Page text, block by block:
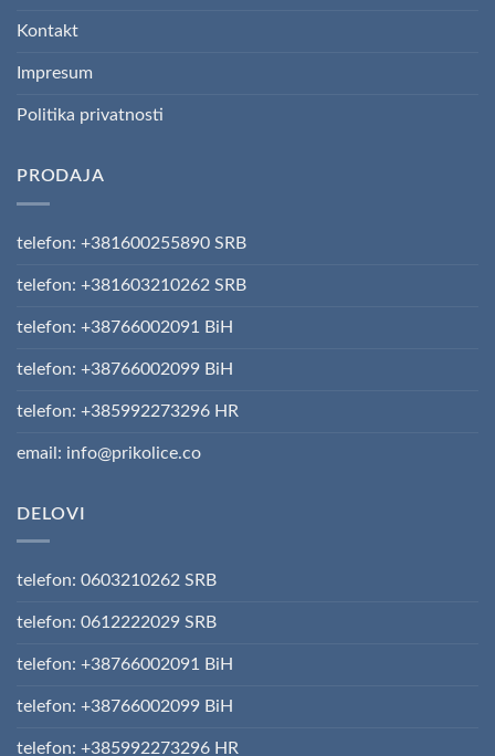
Kontakt
Impresum
Politika privatnosti
PRODAJA
telefon: +381600255890 SRB
telefon: +381603210262 SRB
telefon: +38766002091 BiH
telefon: +38766002099 BiH
telefon: +385992273296 HR
email: info@prikolice.co
DELOVI
telefon: 0603210262 SRB
telefon: 0612222029 SRB
telefon: +38766002091 BiH
telefon: +38766002099 BiH
telefon: +385992273296 HR